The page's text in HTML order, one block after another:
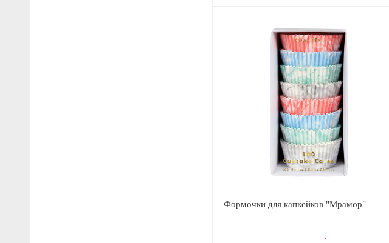
Формочки для капкейков "Мрамор"